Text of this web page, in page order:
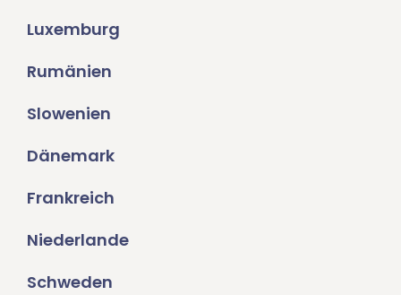
Luxemburg
Rumänien
Slowenien
Dänemark
Frankreich
Niederlande
Schweden